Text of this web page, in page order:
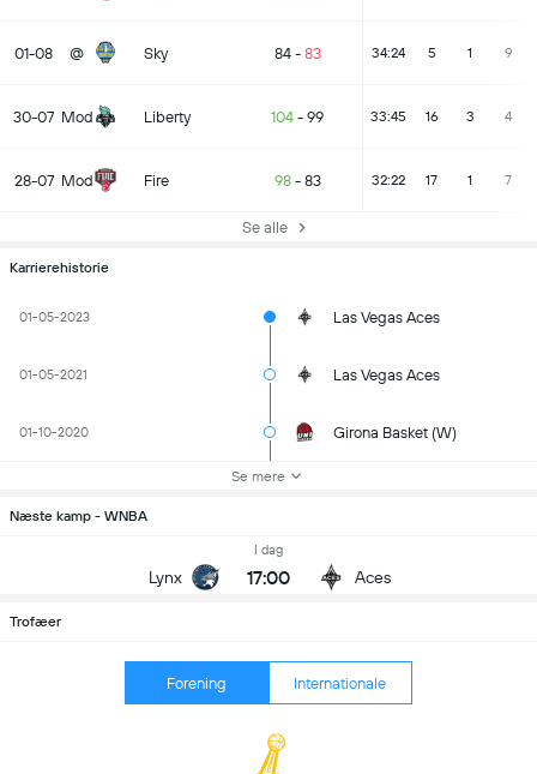
Næste kamp - WNBA
Lynx
I dag
17:00 Aces
01-08 @ Sky 84- 83 34:24 5 1 9
30-07 Mod Liberty 104 - 99 33:45 16 3 4
28-07 Mod Fire 98- 83 32:22 17 1 7
Se alle
Karrierehistorie
01-05-2023 Las Vegas Aces
01-05-2021 Las Vegas Aces
01-10-2020 Girona Basket (W)
Se mere
Trofæer
Forening Internationale